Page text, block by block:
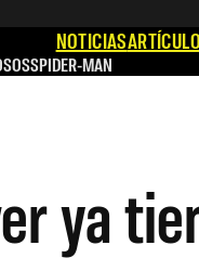
NOTICIAS
SPIDER-MAN
ya